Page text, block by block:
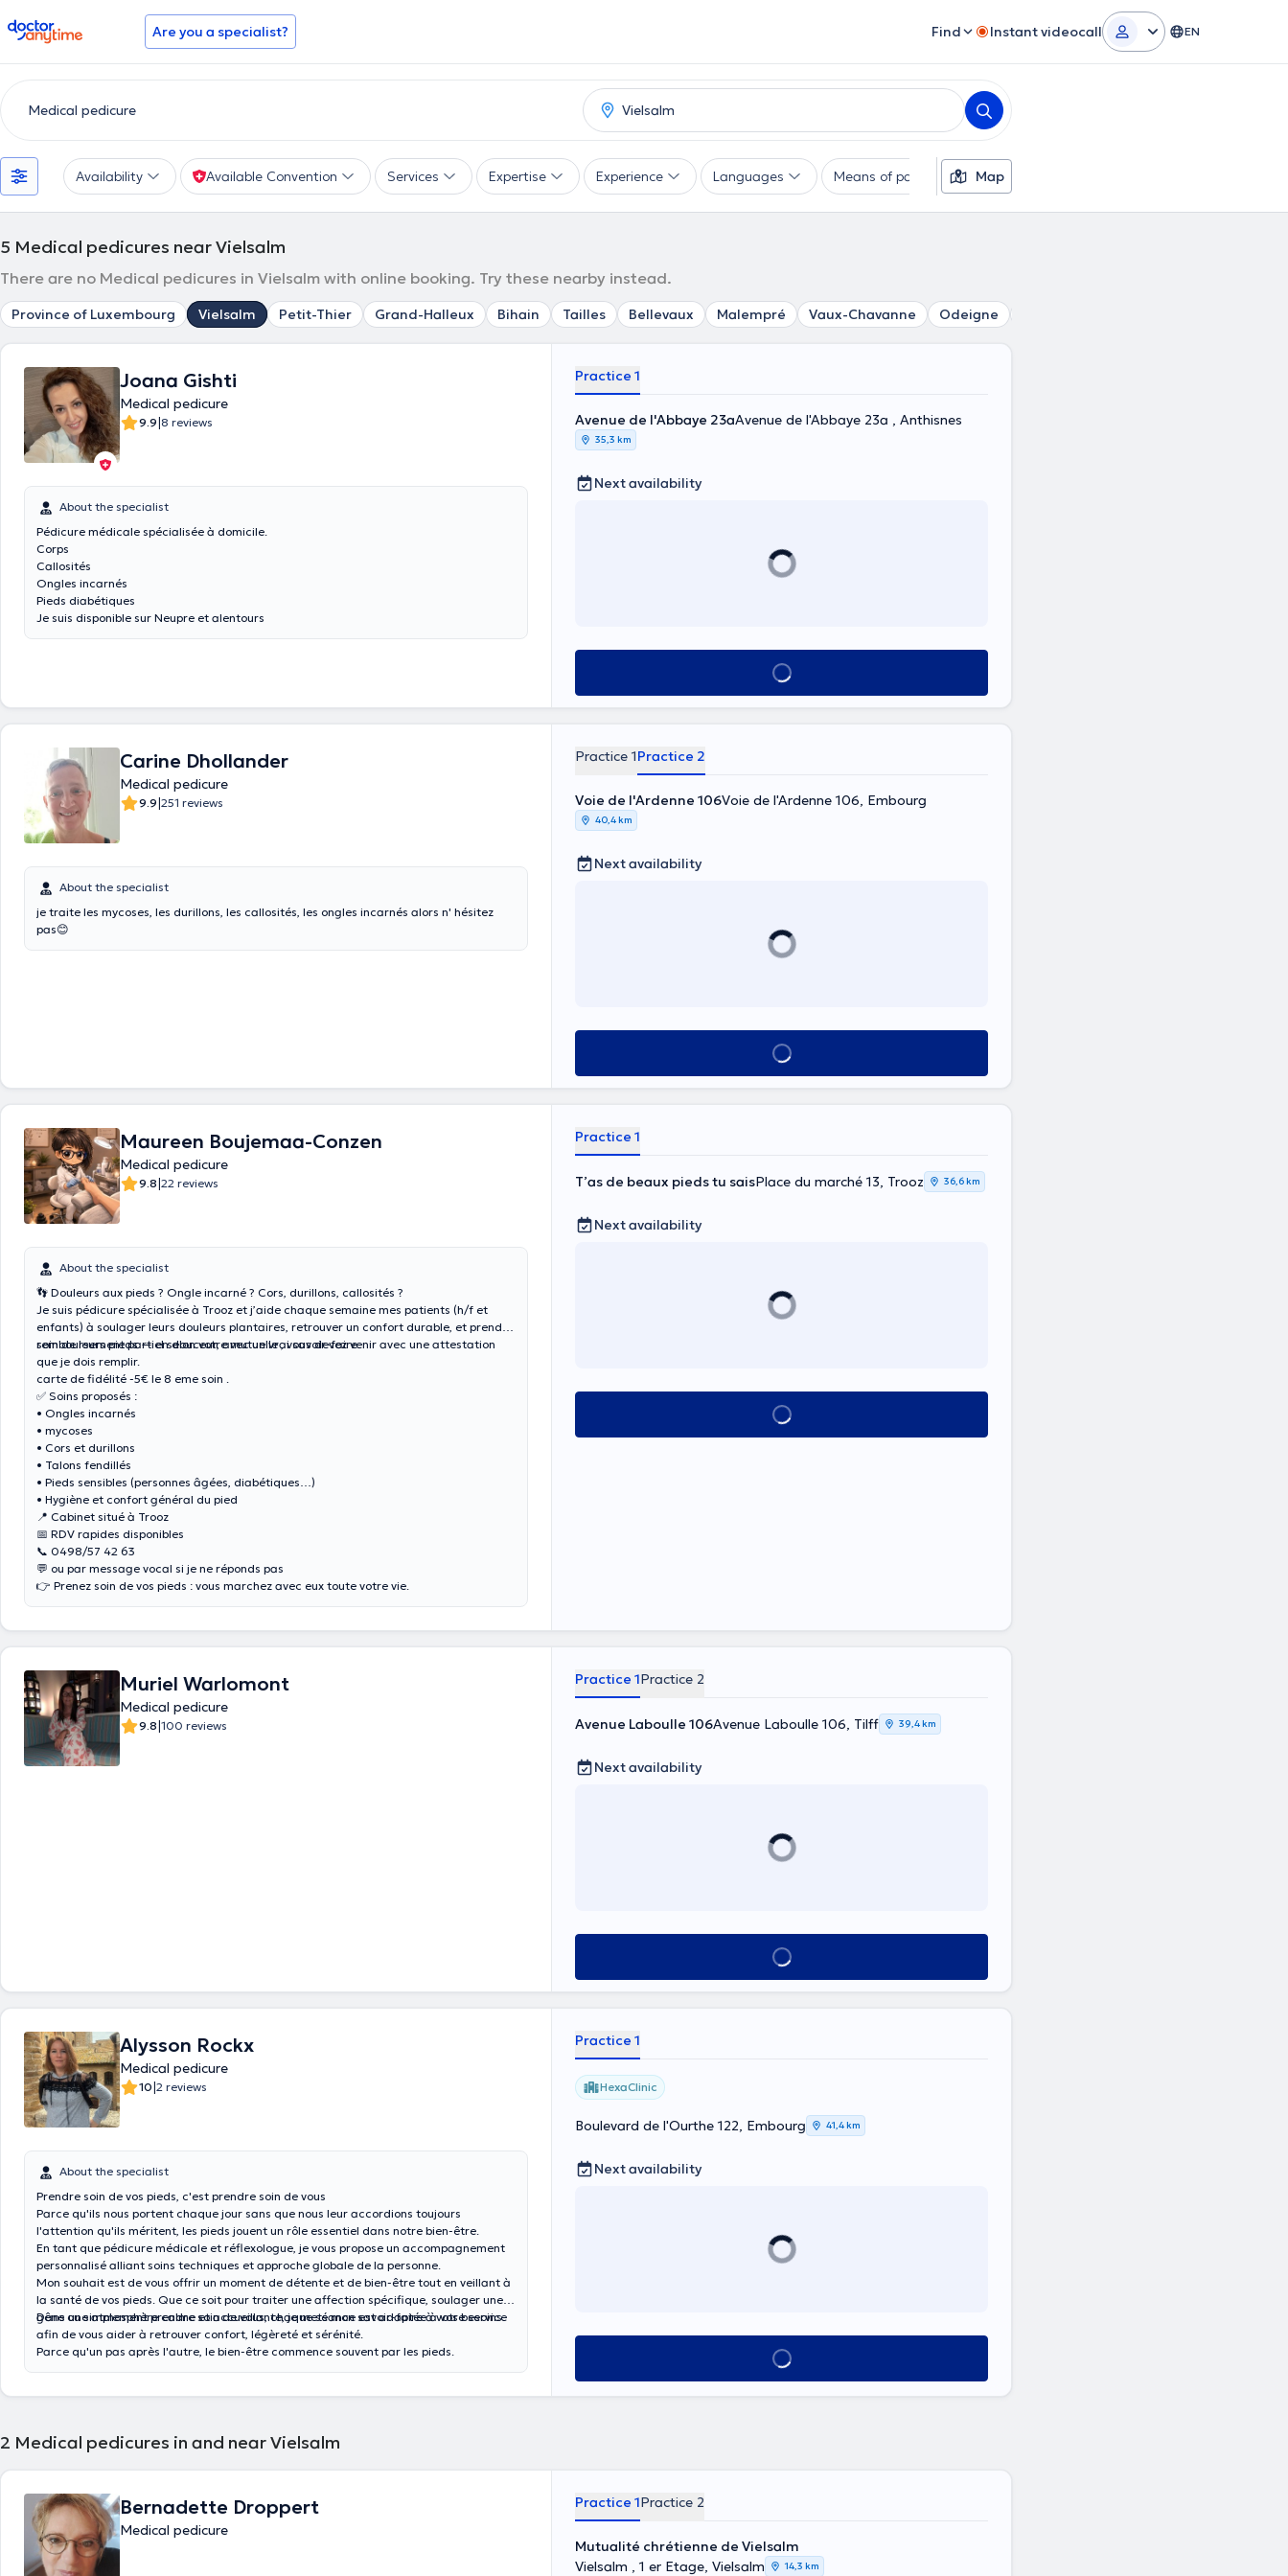
doctoranytime Are you a specialist? Find Instant videocall EN
Availability Available Convention Services Expertise Experience Languages Means of payment Additional filters
Map
5 Medical pedicures near Vielsalm
There are no Medical pedicures in Vielsalm with online booking. Try these nearby instead.
Province of Luxembourg Vielsalm Petit-Thier Grand-Halleux Bihain Tailles Bellevaux Malempré Vaux-Chavanne Odeigne
Joana Gishti
Medical pedicure
9.9|8 reviews
About the specialist
Pédicure médicale spécialisée à domicile.
Corps
Callosités
Ongles incarnés
Pieds diabétiques
Je suis disponible sur Neupre et alentours
Practice 1
Avenue de l'Abbaye 23aAvenue de l'Abbaye 23a , Anthisnes
35,3 km
Next availability
See all
Carine Dhollander
Medical pedicure
9.9|251 reviews
About the specialist
je traite les mycoses, les durillons, les callosités, les ongles incarnés alors n' hésitez
pas😊
Practice 1Practice 2
Voie de l'Ardenne 106Voie de l'Ardenne 106, Embourg
40,4 km
Next availability
See all
Maureen Boujemaa-Conzen
Medical pedicure
9.8|22 reviews
About the specialist
👣 Douleurs aux pieds ? Ongle incarné ? Cors, durillons, callosités ?
Je suis pédicure spécialisée à Trooz et j’aide chaque semaine mes patients (h/f et
enfants) à soulager leurs douleurs plantaires, retrouver un confort durable, et prendre
soin de leurs pieds — en douceur, avec un vrai savoir-faire.
remboursement partiel selon votre mutuelle , vous devez venir avec une attestation
que je dois remplir.
carte de fidélité -5€ le 8 eme soin .
✅ Soins proposés :
• Ongles incarnés
• mycoses
• Cors et durillons
• Talons fendillés
• Pieds sensibles (personnes âgées, diabétiques…)
• Hygiène et confort général du pied
📍 Cabinet situé à Trooz
📅 RDV rapides disponibles
📞 0498/57 42 63
💬 ou par message vocal si je ne réponds pas
👉 Prenez soin de vos pieds : vous marchez avec eux toute votre vie.
Practice 1
T’as de beaux pieds tu saisPlace du marché 13, Trooz 36,6 km
Next availability
See all
Muriel Warlomont
Medical pedicure
9.8|100 reviews
Practice 1Practice 2
Avenue Laboulle 106Avenue Laboulle 106, Tilff 39,4 km
Next availability
See all
Alysson Rockx
Medical pedicure
10|2 reviews
About the specialist
Prendre soin de vos pieds, c'est prendre soin de vous
Parce qu'ils nous portent chaque jour sans que nous leur accordions toujours
l'attention qu'ils méritent, les pieds jouent un rôle essentiel dans notre bien-être.
En tant que pédicure médicale et réflexologue, je vous propose un accompagnement
personnalisé alliant soins techniques et approche globale de la personne.
Mon souhait est de vous offrir un moment de détente et de bien-être tout en veillant à
la santé de vos pieds. Que ce soit pour traiter une affection spécifique, soulager une
gêne ou simplement prendre soin de vous, chaque séance est adaptée à vos besoins.
Dans une atmosphère calme et accueillante, je mets mon savoir-faire à votre service
afin de vous aider à retrouver confort, légèreté et sérénité.
Parce qu'un pas après l'autre, le bien-être commence souvent par les pieds.
Practice 1
HexaClinic
Boulevard de l'Ourthe 122, Embourg 41,4 km
Next availability
See all
2 Medical pedicures in and near Vielsalm
Bernadette Droppert
Medical pedicure
Practice 1Practice 2
Mutualité chrétienne de Vielsalm
Vielsalm , 1 er Etage, Vielsalm
14,3 km